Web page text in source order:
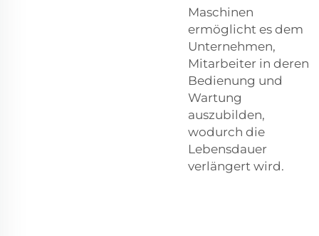
Maschinen
ermöglicht es dem
Unternehmen,
Mitarbeiter in deren
Bedienung und
Wartung
auszubilden,
wodurch die
Lebensdauer
verlängert wird.